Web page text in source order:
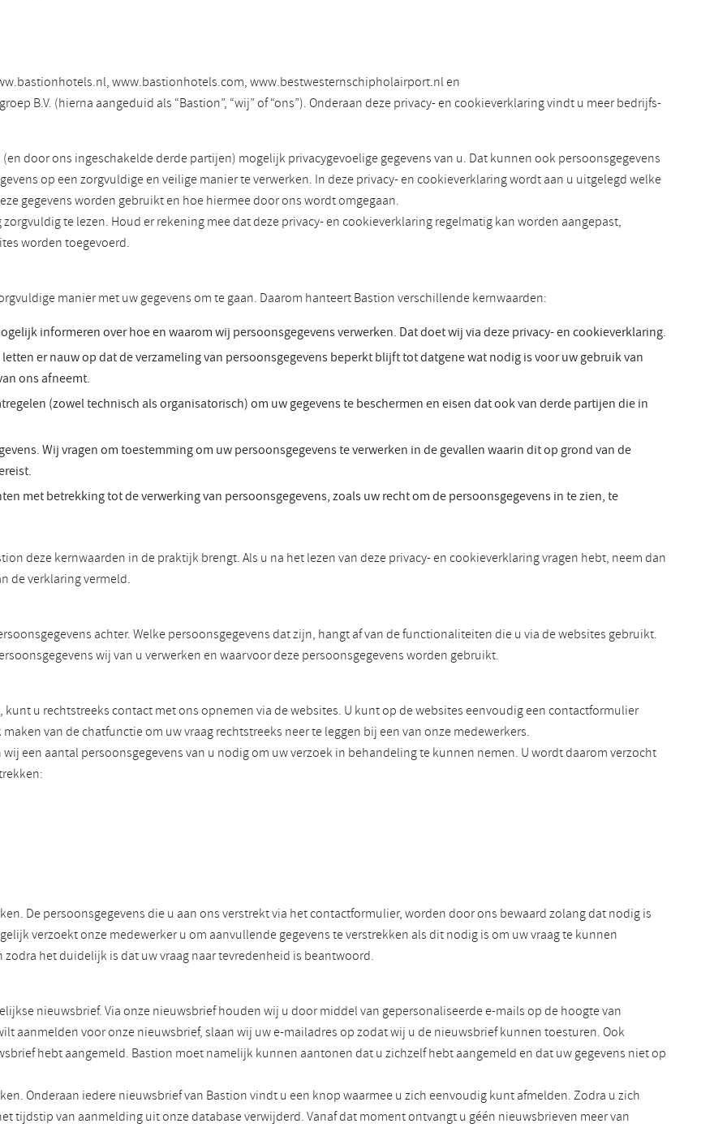
www.bastionhotels.com, www.bestwesternschipholairport.nl en
B.V. (hierna aangeduid als “Bastion”, “wij” of “ons”). Onderaan deze privacy- en cookieverklaring vindt u meer bedrijfs-
door ons ingeschakelde derde partijen) mogelijk privacygevoelige gegevens van u. Dat kunnen ook persoonsgegevens
op een zorgvuldige en veilige manier te verwerken. In deze privacy- en cookieverklaring wordt aan u uitgelegd welke
gegevens worden gebruikt en hoe hiermee door ons wordt omgegaan.
te lezen. Houd er rekening mee dat deze privacy- en cookieverklaring regelmatig kan worden aangepast,
worden toegevoerd.
manier met uw gegevens om te gaan. Daarom hanteert Bastion verschillende kernwaarden:
informeren over hoe en waarom wij persoonsgegevens verwerken. Dat doet wij via deze privacy- en cookieverklaring.
er nauw op dat de verzameling van persoonsgegevens beperkt blijft tot datgene wat nodig is voor uw gebruik van
ons afneemt.
(zowel technisch als organisatorisch) om uw gegevens te beschermen en eisen dat ook van derde partijen die in
Wij vragen om toestemming om uw persoonsgegevens te verwerken in de gevallen waarin dit op grond van de
met betrekking tot de verwerking van persoonsgegevens, zoals uw recht om de persoonsgegevens in te zien, te
deze kernwaarden in de praktijk brengt. Als u na het lezen van deze privacy- en cookieverklaring vragen hebt, neem dan
de verklaring vermeld.
achter. Welke persoonsgegevens dat zijn, hangt af van de functionaliteiten die u via de websites gebruikt.
wij van u verwerken en waarvoor deze persoonsgegevens worden gebruikt.
u rechtstreeks contact met ons opnemen via de websites. U kunt op de websites eenvoudig een contactformulier
van de chatfunctie om uw vraag rechtstreeks neer te leggen bij een van onze medewerkers.
een aantal persoonsgegevens van u nodig om uw verzoek in behandeling te kunnen nemen. U wordt daarom verzocht
De persoonsgegevens die u aan ons verstrekt via het contactformulier, worden door ons bewaard zolang dat nodig is
verzoekt onze medewerker u om aanvullende gegevens te verstrekken als dit nodig is om uw vraag te kunnen
het duidelijk is dat uw vraag naar tevredenheid is beantwoord.
nieuwsbrief. Via onze nieuwsbrief houden wij u door middel van gepersonaliseerde e-mails op de hoogte van
aanmelden voor onze nieuwsbrief, slaan wij uw e-mailadres op zodat wij u de nieuwsbrief kunnen toesturen. Ook
hebt aangemeld. Bastion moet namelijk kunnen aantonen dat u zichzelf hebt aangemeld en dat uw gegevens niet op
Onderaan iedere nieuwsbrief van Bastion vindt u een knop waarmee u zich eenvoudig kunt afmelden. Zodra u zich
tijdstip van aanmelding uit onze database verwijderd. Vanaf dat moment ontvangt u géén nieuwsbrieven meer van